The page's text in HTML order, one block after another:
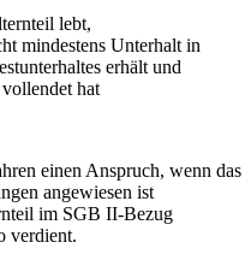
lebt,
mindestens Unterhalt in
erhält und
hat
einen Anspruch, wenn das
angewiesen ist
im SGB II-Bezug
verdient.